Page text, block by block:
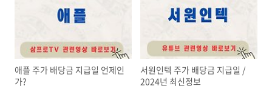
애플 주가 배당금 지급일 언제인
가?
서원인텍 주가 배당금 지급일 /
2024년 최신정보